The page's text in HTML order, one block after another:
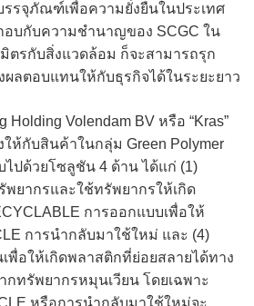
รจุภัณฑ์เพื่อความยั่งยืนในประเทศ
อบกับความชำนาญของ SCGC ใน
ตรกับสิ่งแวดล้อม ก็จะสามารถรุก
ผลตอบแทนให้กับธุรกิจได้ในระยะยาว
Holding Volendam BV หรือ “Kras”
ห้กับสินค้าในกลุ่ม Green Polymer
ไปด้วยโซลูชัน 4 ด้าน ได้แก่ (1)
พยากรและใช้ทรัพยากรให้เกิด
การออกแบบเพื่อให้
การนำกลับมาใช้ใหม่ และ (4)
พื่อให้เกิดพลาสติกที่ย่อยสลายได้ทาง
ทรัพยากรหมุนเวียน โดยเฉพาะ